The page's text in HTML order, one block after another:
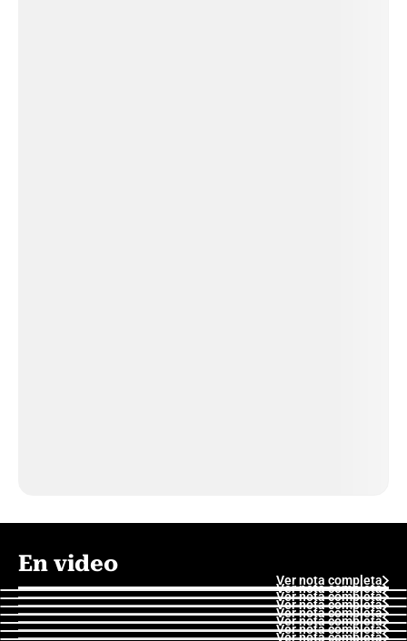
En video
Ver nota completa
Ver nota completa
Ver nota completa
Ver nota completa
Ver nota completa
Ver nota completa
Ver nota completa
Ver nota completa